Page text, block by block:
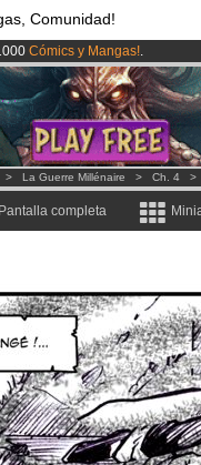
Comunidad!
Cómics y Mangas!.
lanzado!.
al mes!Hazte Premium ya
> La Guerre Millénaire > Ch. 4
Pantalla completa